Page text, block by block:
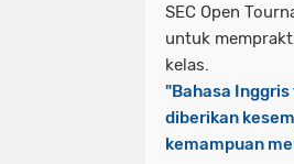
SEC Open
untuk
kelas.
​"Bahasa
diberikan
kemampuan